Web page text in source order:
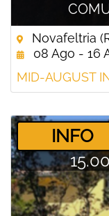
Novafeltria
08 Ago - 16
MID-AUGUST
­INFO